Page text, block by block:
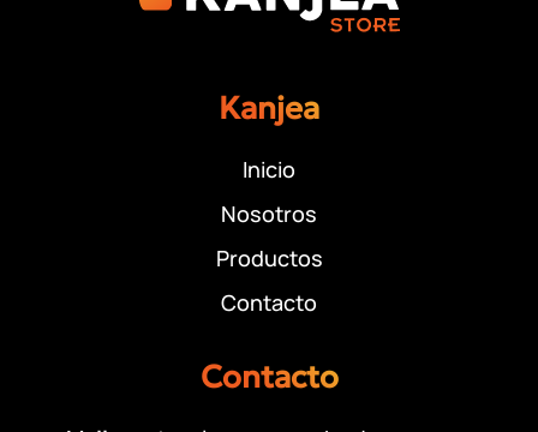
Kanjea
Inicio
Nosotros
Productos
Contacto
Contacto